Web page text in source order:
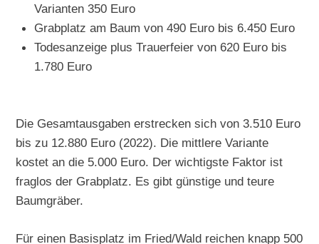
Varianten 350 Euro
Grabplatz am Baum von 490 Euro bis 6.450 Euro
Todesanzeige plus Trauerfeier von 620 Euro bis
1.780 Euro
Die Gesamtausgaben erstrecken sich von 3.510 Euro
bis zu 12.880 Euro (2022). Die mittlere Variante
kostet an die 5.000 Euro. Der wichtigste Faktor ist
fraglos der Grabplatz. Es gibt günstige und teure
Baumgräber.
Für einen Basisplatz im Fried/Wald reichen knapp 500